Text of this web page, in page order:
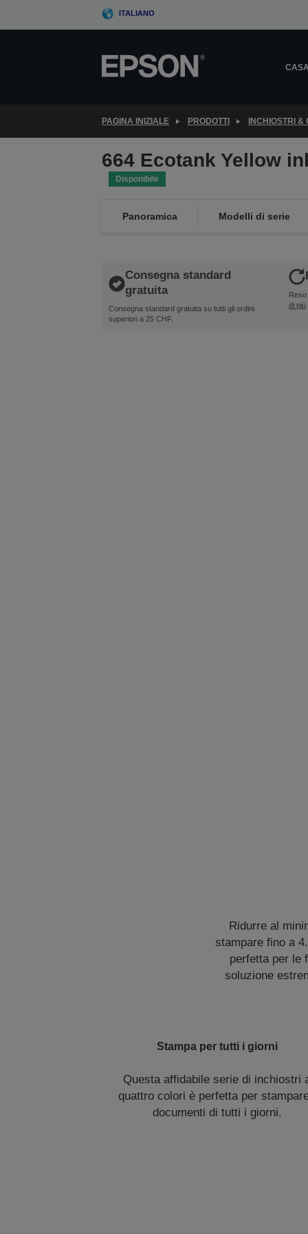
ITALIANO
PAGINA INIZIALE PRODOTTI INCHIOSTRI &
664 Ecotank Yellow
Disponibile
Panoramica Modelli di serie
Consegna standard
gratuita
Consegna standard gratuita su tutti gli ordini
superiori a 25 CHF.
di più
Ridurre al
stampare fino a
perfetta per le
soluzione
Stampa per tutti i giorni
Questa affidabile serie di inchiostri
quattro colori è perfetta per
documenti di tutti i giorni.